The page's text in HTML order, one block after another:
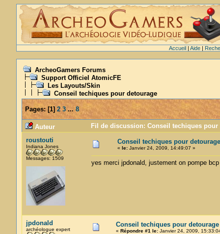
Accueil| Aide|
ArcheoGamers Forums
Support Officiel AtomicFE
Les Layouts/Skin
Conseil techiques pour detourage
Pages:[1] 2 3 ... 8
Auteur
Fil de discussion: Conseil techiques
roustouti
Indiana Jones
Messages: 1509
Conseil techiques pour detourage
« le:Janvier 24, 2009, 14:49:07 »
yes merci jpdonald, justement on pompe
jpdonald
archéologue expert
Conseil techiques pour detourage
« Répondre #1 le:Janvier 24, 2009,